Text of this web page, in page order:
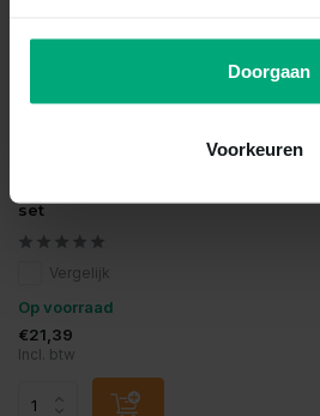
Doorgaan
Voorkeuren
set
Vergelijk
Op voorraad
€21,39
Incl. btw